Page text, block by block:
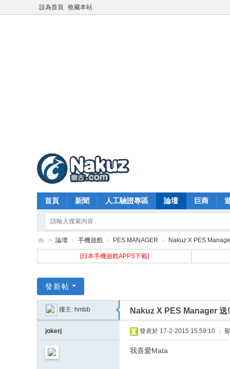
設為首頁 收藏本站
首頁 新聞 人工驗證專區 論壇 巨商
ak
» 論壇 › 手機遊戲 › PES MANAGER › Nakuz X PES
[日本手機遊戲APPS下載]
發新帖
樓主: hmbb Nakuz X PES Manager 送
jokerj 發表於 17-2-2015 15:59:10
我喜愛Mata